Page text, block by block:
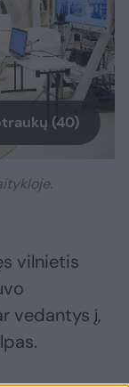
(40)
vilnietis
vedantys į,